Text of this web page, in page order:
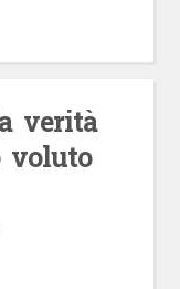
verità
voluto